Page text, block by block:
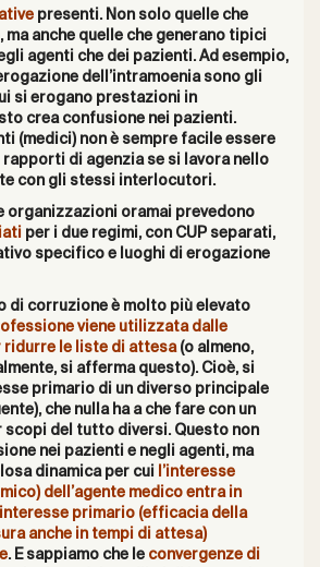
presenti. Non solo quelle che
anche quelle che generano tipici
agenti che dei pazienti. Ad esempio,
dell’intramoenia sono gli
si erogano prestazioni in
crea confusione nei pazienti.
(medici) non è sempre facile essere
di agenzia se si lavora nello
con gli stessi interlocutori.
organizzazioni oramai prevedono
per i due regimi, con CUP separati,
specifico e luoghi di erogazione
di corruzione è molto più elevato
viene utilizzata dalle
ridurre le liste di attesa(o almeno,
si afferma questo). Cioè, si
primario di un diverso principale
che nulla ha a che fare con un
scopi del tutto diversi. Questo non
nei pazienti e negli agenti, ma
dinamica per cui
l’interesse
dell’agente medico entra in
primario (efficacia della
anche in tempi di attesa)
. E sappiamo che le convergenze di